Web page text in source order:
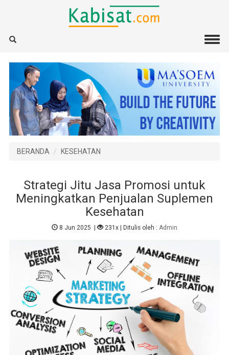
BERANDA KESEHATAN
Strategi Jitu Jasa Promosi untuk
Meningkatkan Penjualan Suplemen
Kesehatan
8 Jun 2025 | 231x| Ditulis oleh : Admin